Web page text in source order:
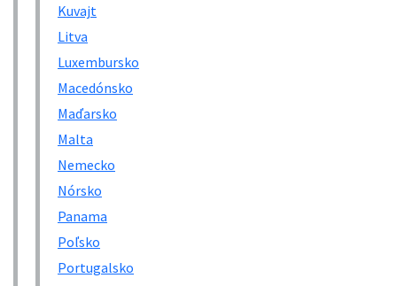
Kuvajt
Litva
Luxembursko
Macedónsko
Maďarsko
Malta
Nemecko
Nórsko
Panama
Poľsko
Portugalsko